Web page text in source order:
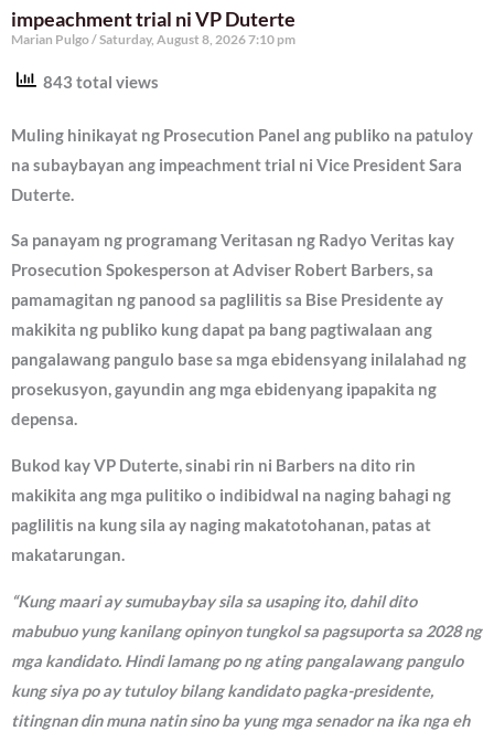
impeachment trial ni VP Duterte
Marian Pulgo Saturday, August 8, 2026 7:10 pm
843 total views
Muling hinikayat ng Prosecution Panel ang publiko na patuloy
na subaybayan ang impeachment trial ni Vice President Sara
Duterte.
Sa panayam ng programang Veritasan ng Radyo Veritas kay
Prosecution Spokesperson at Adviser Robert Barbers, sa
pamamagitan ng panood sa paglilitis sa Bise Presidente ay
makikita ng publiko kung dapat pa bang pagtiwalaan ang
pangalawang pangulo base sa mga ebidensyang inilalahad ng
prosekusyon, gayundin ang mga ebidenyang ipapakita ng
depensa.
Bukod kay VP Duterte, sinabi rin ni Barbers na dito rin
makikita ang mga pulitiko o indibidwal na naging bahagi ng
paglilitis na kung sila ay naging makatotohanan, patas at
makatarungan.
“Kung maari ay sumubaybay sila sa usaping ito, dahil dito
mabubuo yung kanilang opinyon tungkol sa pagsuporta sa 2028 ng
mga kandidato. Hindi lamang po ng ating pangalawang pangulo
kung siya po ay tutuloy bilang kandidato pagka-presidente,
titingnan din muna natin sino ba yung mga senador na ika nga eh